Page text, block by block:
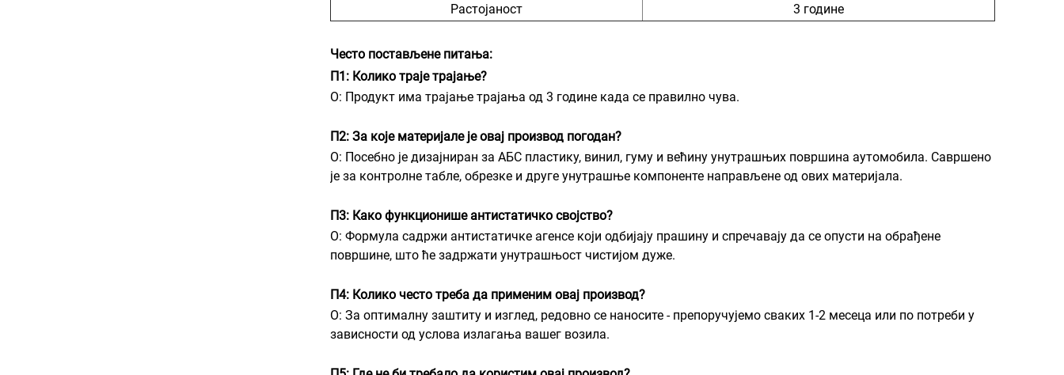
Растојаност
3 године
Често постављене питања:
П1: Колико траје трајање?
О: Продукт има трајање трајања од 3 године када се правилно чува.
П2: За које материјале је овај производ погодан?
О: Посебно је дизајниран за АБС пластику, винил, гуму и већину унутрашњих површина аутомобила. Савршено
је за контролне табле, обрезке и друге унутрашње компоненте направљене од ових материјала.
П3: Како функционише антистатичко својство?
О: Формула садржи антистатичке агенсе који одбијају прашину и спречавају да се опусти на обрађене
површине, што ће задржати унутрашњост чистијом дуже.
П4: Колико често треба да применим овај производ?
О: За оптималну заштиту и изглед, редовно се наносите - препоручујемо сваких 1-2 месеца или по потреби у
зависности од услова излагања вашег возила.